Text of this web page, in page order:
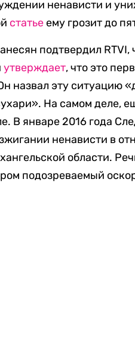
ненависти и
статьеему грозит до
подтвердил RTVI,
утверждает, что это
назвал эту ситуацию
На самом деле,
В январе 2016 года
ненависти в
области.
подозреваемый